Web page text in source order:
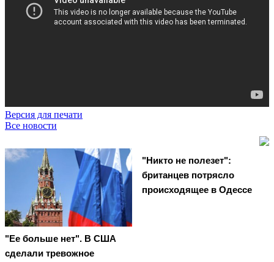
Версия для печати
Все новости
"Ее больше нет". В США
сделали тревожное
"Никто не полезет":
британцев потрясло
происходящее в Одессе